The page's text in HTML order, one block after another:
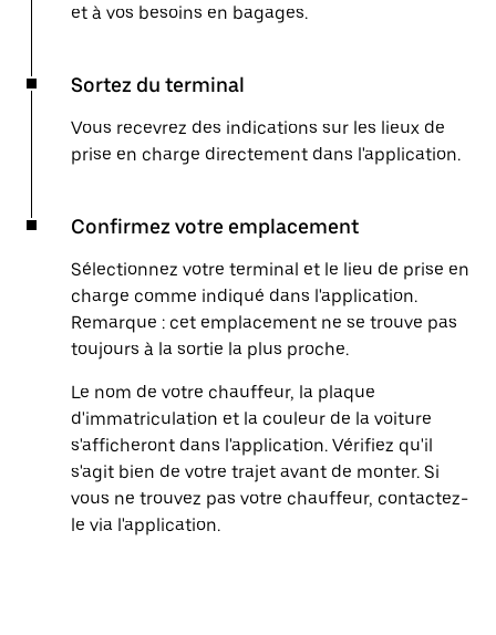
et à vos besoins en bagages.
Sortez du terminal
Vous recevrez des indications sur les lieux de
prise en charge directement dans l'application.
Confirmez votre emplacement
Sélectionnez votre terminal et le lieu de prise en
charge comme indiqué dans l'application.
Remarque : cet emplacement ne se trouve pas
toujours à la sortie la plus proche.
Le nom de votre chauffeur, la plaque
d'immatriculation et la couleur de la voiture
s'afficheront dans l'application. Vérifiez qu'il
s'agit bien de votre trajet avant de monter. Si
vous ne trouvez pas votre chauffeur, contactez-
le via l'application.